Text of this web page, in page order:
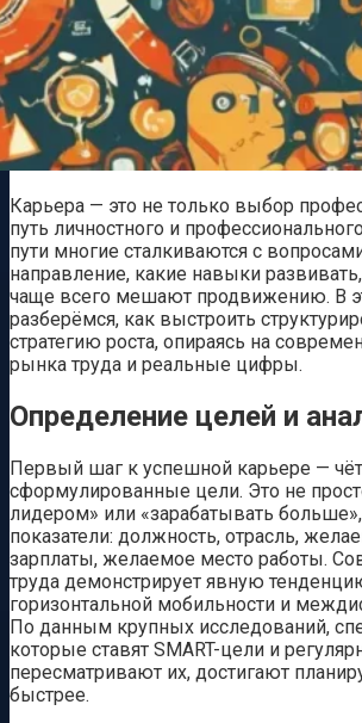
Карьера — это не только выбор
путь личностного и
пути многие сталкиваются с
направление, какие навыки
чаще всего мешают продвижению. В
разберёмся, как выстроить
стратегию роста, опираясь на
рынка труда и реальные цифры.
Определение целей и
Первый шаг к успешной карьере —
сформулированные цели. Это не
лидером» или «зарабатывать
показатели: должность, отрасль,
зарплаты, желаемое место работы.
труда демонстрирует явную
горизонтальной мобильности и
По данным крупных исследований,
которые ставят SMART-цели и
пересматривают их, достигают
быстрее.